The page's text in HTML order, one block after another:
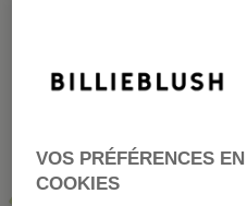
VOS PRÉFÉRENCES
COOKIES